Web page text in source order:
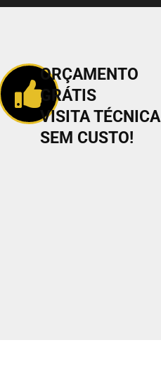
ORÇAMENTO
GRÁTIS
VISITA TÉCNICA
SEM CUSTO!